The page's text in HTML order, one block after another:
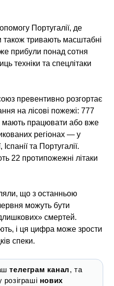
Португалії, де
також тривають масштабні
прибули понад сотня
техніки та спецлітаки
превентивно розгортає
на лісові пожежі: 777
мають працювати або вже
регіонах — у
Іспанії та Португалії.
22 протипожежні літаки
що з останньою
можуть бути
смертей.
і ця цифра може зрости
спеки.
телеграм канал, та
нових